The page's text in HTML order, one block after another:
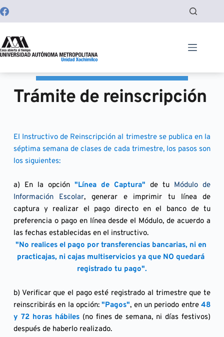
al
contenido
Trámite de reinscripción
El Instructivo de Reinscripción al trimestre se publica en la
séptima semana de clases de cada trimestre, los pasos son
los siguientes:
a) En la opción "Línea de Captura" de tu Módulo de
Información Escolar, generar e imprimir tu línea de
captura y realizar el pago directo en el banco de tu
preferencia o pago en línea desde el Módulo, de acuerdo a
las fechas establecidas en el instructivo.
"No realices el pago por transferencias bancarias, ni en
practicajas, ni cajas multiservicios ya que NO quedará
registrado tu pago".
b) Verificar que el pago esté registrado al trimestre que te
reinscribirás en la opción: "Pagos", en un periodo entre 48
y 72 horas hábiles (no fines de semana, ni días festivos)
después de haberlo realizado.